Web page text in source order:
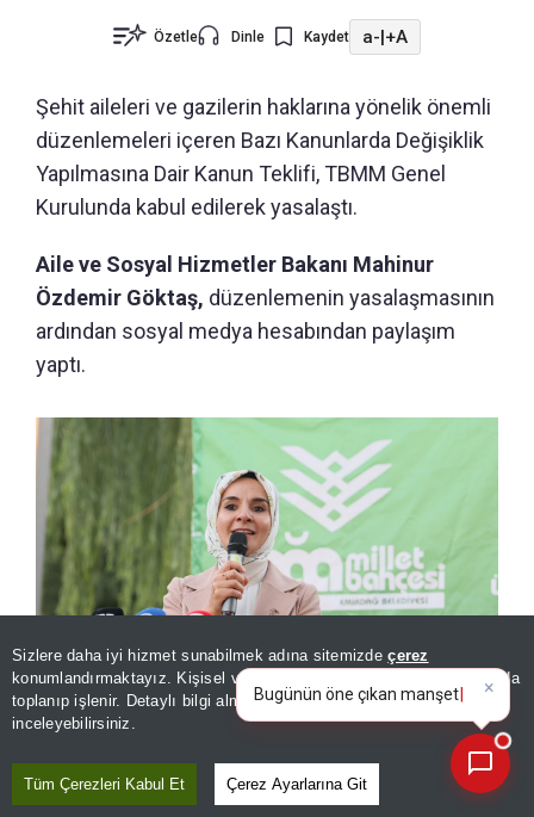
Sizlere daha iyi hizmet sunabilmek adına sitemizdeçerez
konumlandırmaktayız. Kişisel verileriniz, KVKK ve GDPR kapsamında
toplanıp işlenir. Detaylı bilgi almak içinAydınlatma Metnimizi
inceleyebilirsiniz.
Tüm Çerezleri Kabul Et Çerez Ayarlarına Git
Özetle Dinle Kaydet a-|+A
Şehit aileleri ve gazilerin haklarına yönelik önemli
düzenlemeleri içeren Bazı Kanunlarda Değişiklik
Yapılmasına Dair Kanun Teklifi, TBMM Genel
Kurulunda kabul edilerek yasalaştı.
Aile ve Sosyal Hizmetler Bakanı Mahinur
Özdemir Göktaş, düzenlemenin yasalaşmasının
ardından sosyal medya hesabından paylaşım
yaptı.
Şehit aileleri ve gazilere hangi haklar geliyor? Bakan Göktaş
tek tek sıraladı!
×
Bugünün öne çıkan manşetleri
ve gelişmeleri neler?|